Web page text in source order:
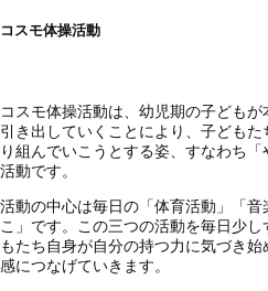
コスモ体操活動
コスモ体操活動は、幼児期の子どもが
引き出していくことにより、子ども
り組んでいこうとする姿、すなわち
活動です。
活動の中心は毎日の「体育活動」「
こ」です。この三つの活動を毎日少
もたち自身が自分の持つ力に気づき
感につなげていきます。